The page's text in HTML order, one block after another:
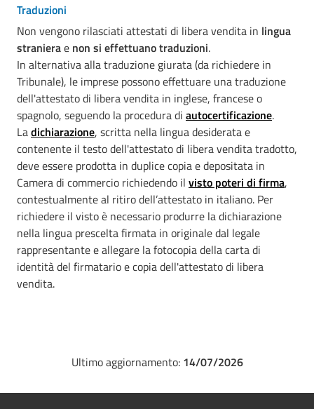
Traduzioni
Non vengono rilasciati attestati di libera vendita in lingua
stranierae non si effettuano traduzioni.
In alternativa alla traduzione giurata (da richiedere in
Tribunale), le imprese possono effettuare una traduzione
dell'attestato di libera vendita in inglese, francese o
spagnolo, seguendo la procedura di autocertificazione.
Ladichiarazione, scritta nella lingua desiderata e
contenente il testo dell'attestato di libera vendita tradotto,
deve essere prodotta in duplice copia e depositata in
Camera di commercio richiedendo il visto poteri di firma,
contestualmente al ritiro dell’attestato in italiano. Per
richiedere il visto è necessario produrre la dichiarazione
nella lingua prescelta firmata in originale dal legale
rappresentante e allegare la fotocopia della carta di
identità del firmatario e copia dell'attestato di libera
vendita.
Ultimo aggiornamento: 14/07/2026